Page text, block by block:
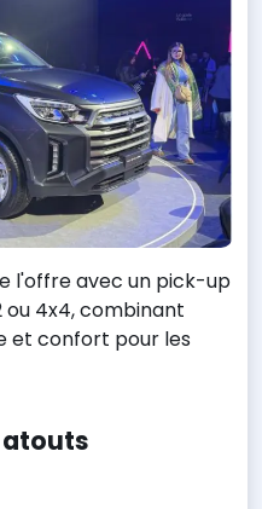
l'offre avec un pick-up
ou 4x4, combinant
et confort pour les
atouts